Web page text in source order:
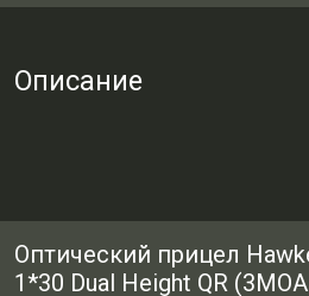
Описание
Оптический прицел
1*30 Dual Height QR